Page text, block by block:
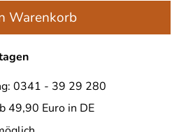
Warenkorb
0341 - 39 29 280
49,90 Euro in DE